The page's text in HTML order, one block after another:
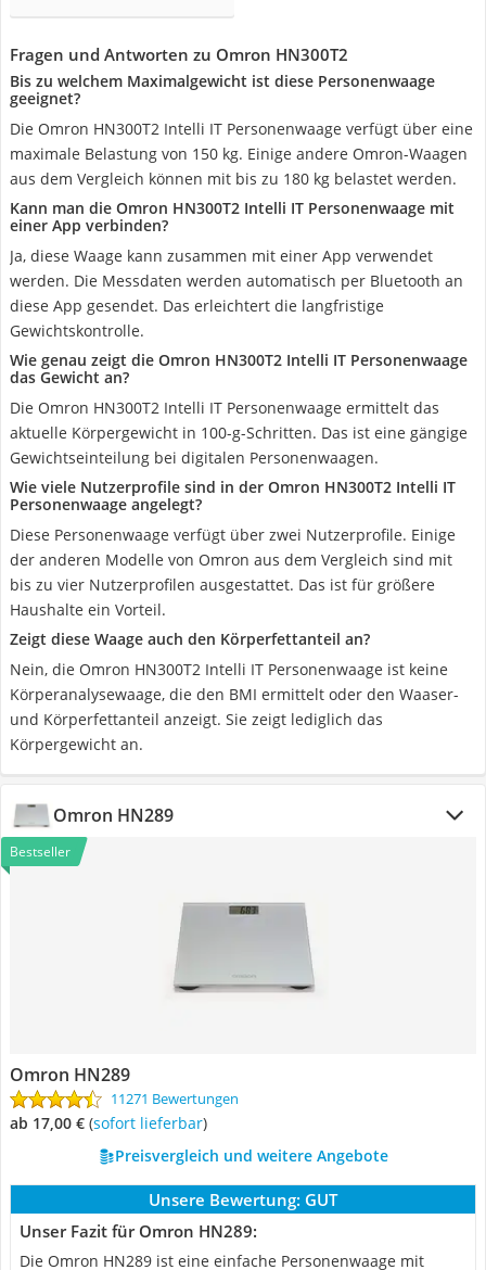
Fragen und Antworten zu Omron HN300T2
Bis zu welchem Maximalgewicht ist diese Personenwaage
geeignet?
Die Omron HN300T2 Intelli IT Personenwaage verfügt über eine
maximale Belastung von 150 kg. Einige andere Omron-Waagen
aus dem Vergleich können mit bis zu 180 kg belastet werden.
Kann man die Omron HN300T2 Intelli IT Personenwaage mit
einer App verbinden?
Ja, diese Waage kann zusammen mit einer App verwendet
werden. Die Messdaten werden automatisch per Bluetooth an
diese App gesendet. Das erleichtert die langfristige
Gewichtskontrolle.
Wie genau zeigt die Omron HN300T2 Intelli IT Personenwaage
das Gewicht an?
Die Omron HN300T2 Intelli IT Personenwaage ermittelt das
aktuelle Körpergewicht in 100-g-Schritten. Das ist eine gängige
Gewichtseinteilung bei digitalen Personenwaagen.
Wie viele Nutzerprofile sind in der Omron HN300T2 Intelli IT
Personenwaage angelegt?
Diese Personenwaage verfügt über zwei Nutzerprofile. Einige
der anderen Modelle von Omron aus dem Vergleich sind mit
bis zu vier Nutzerprofilen ausgestattet. Das ist für größere
Haushalte ein Vorteil.
Zeigt diese Waage auch den Körperfettanteil an?
Nein, die Omron HN300T2 Intelli IT Personenwaage ist keine
Körperanalysewaage, die den BMI ermittelt oder den Waaser-
und Körperfettanteil anzeigt. Sie zeigt lediglich das
Körpergewicht an.
Omron HN289
Bestseller
Omron HN289
11271 Bewertungen
ab 17,00 € ( Sofort lieferbar)
Preisvergleich und weitere Angebote
Unsere Bewertung: GUT
Unser Fazit für Omron HN289:
Die Omron HN289 ist eine einfache Personenwaage mit